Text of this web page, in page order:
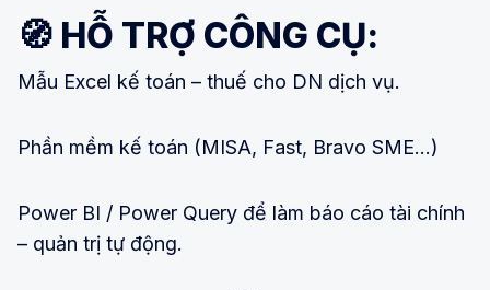
🧭 HỖ TRỢ CÔNG CỤ:
Mẫu Excel kế toán – thuế cho DN dịch vụ.
Phần mềm kế toán (MISA, Fast, Bravo SME…)
Power BI / Power Query để làm báo cáo tài chính
– quản trị tự động.